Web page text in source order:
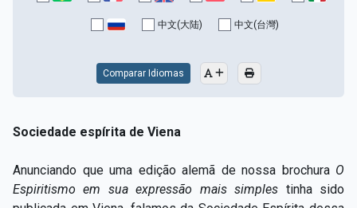
中文(大陆) 中文(台灣)
Comparar Idiomas
Sociedade espírita de Viena
Anunciando que uma edição alemã de nossa brochura O
Espiritismo em sua expressão mais simples tinha sido